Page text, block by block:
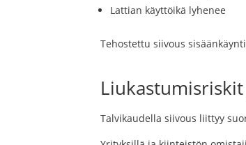
Lattian käyttöikä lyhenee
Tehostettu siivous
Talvikaudella siivous liittyy